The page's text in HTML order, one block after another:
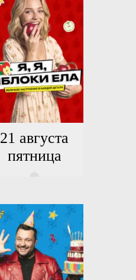
21 августа
пятница